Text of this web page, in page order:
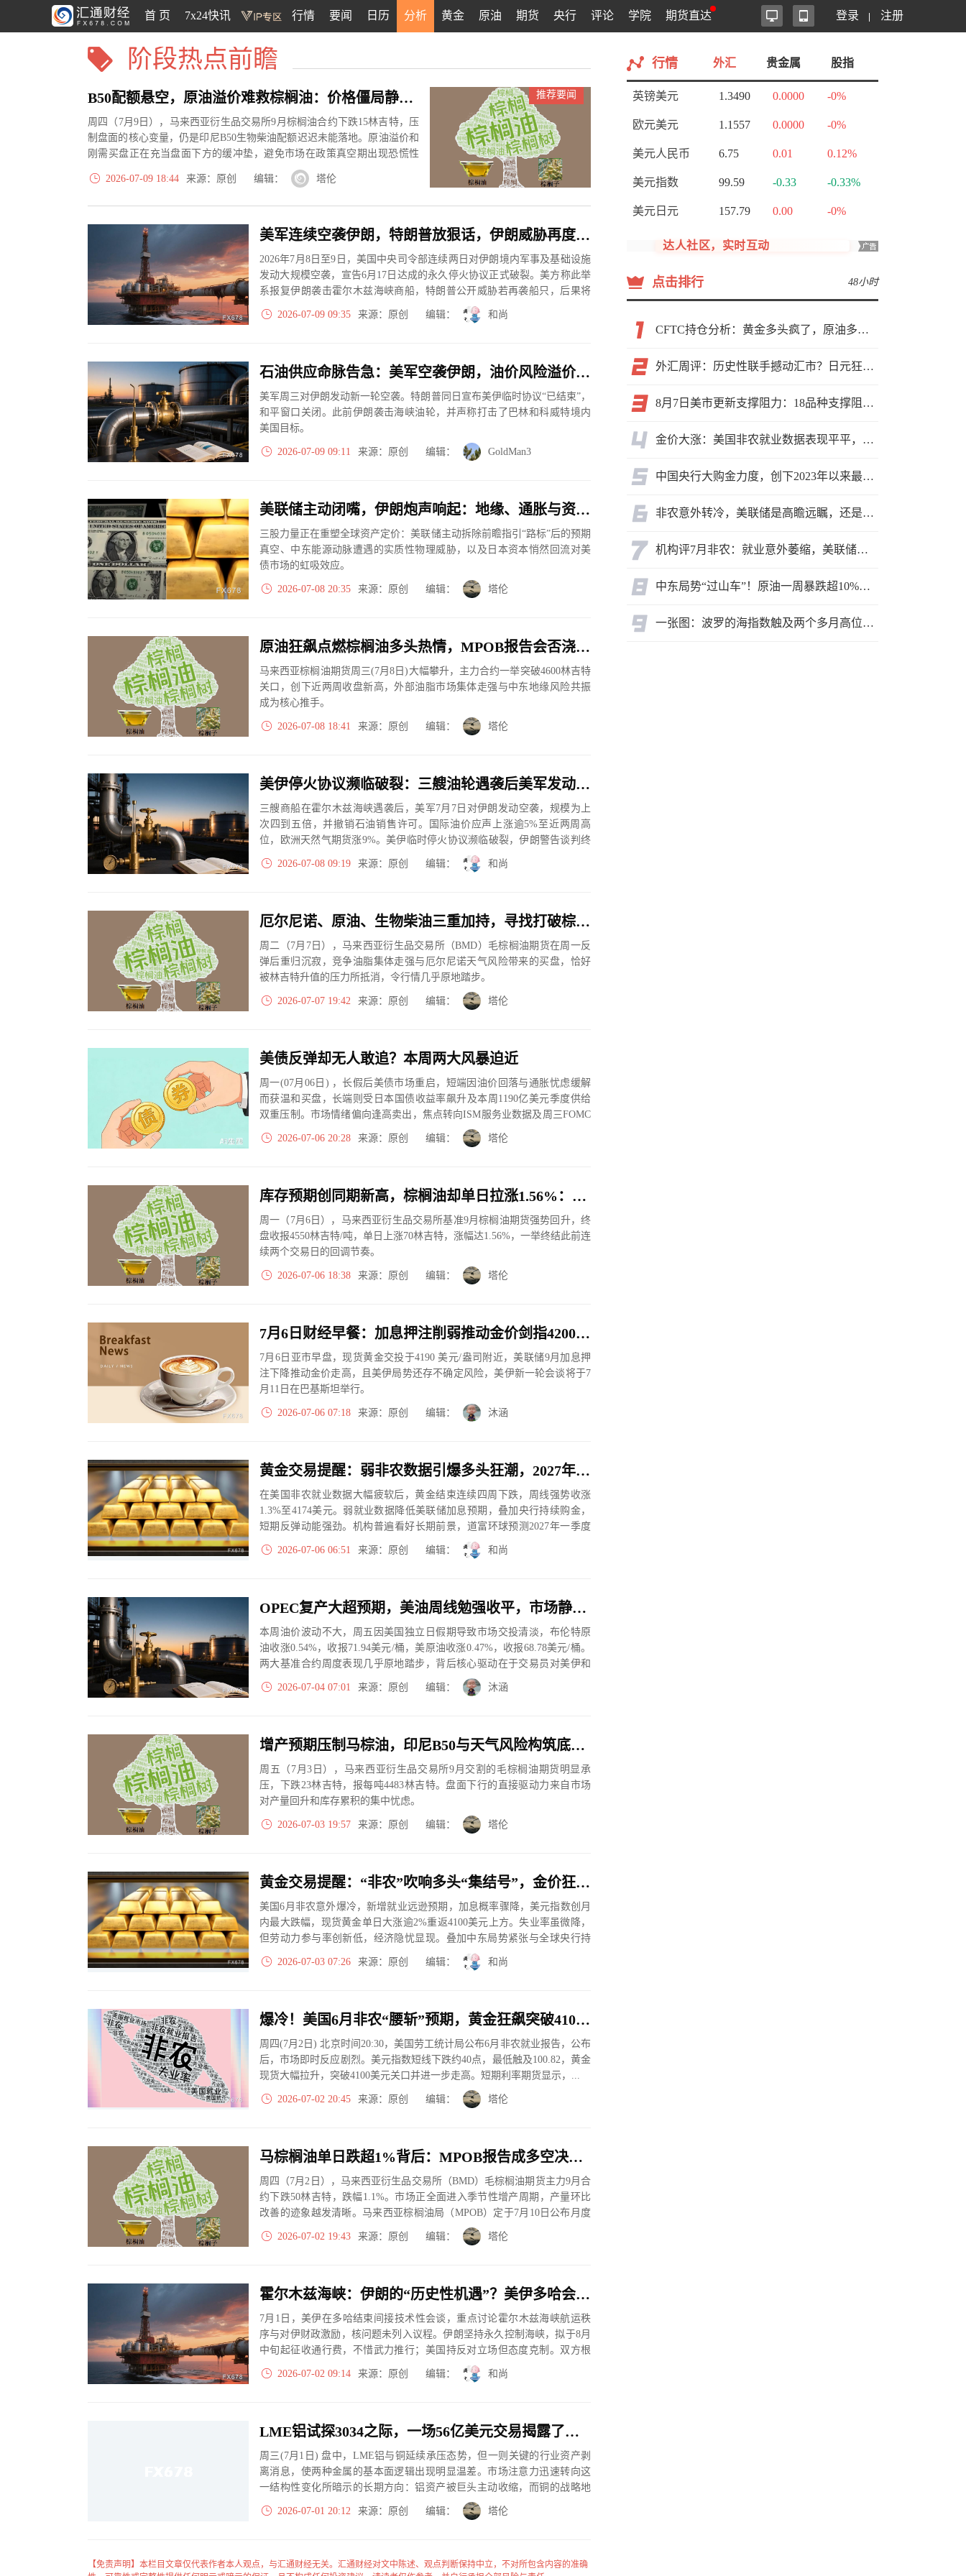
首 页 7x24快讯 行情 要闻 日历 分析 黄金 原油 期货 央行 评论 学院 期货直达 登录 注册
阶段热点前瞻
推荐要闻
B50配额悬空，原油溢价难救棕榈油：价格僵局静待政策“发令枪”
周四（7月9日），马来西亚衍生品交易所9月棕榈油合约下跌15林吉特，压
制盘面的核心变量，仍是印尼B50生物柴油配额迟迟未能落地。原油溢价和
刚需买盘正在充当盘面下方的缓冲垫，避免市场在政策真空期出现恐慌性
2026-07-09 18:44
来源：原创 编辑： 塔伦
美军连续空袭伊朗，特朗普放狠话，伊朗威胁再度关闭海峡，油价升至逾两周高位
2026年7月8日至9日，美国中央司令部连续两日对伊朗境内军事及基础设施
发动大规模空袭，宣告6月17日达成的永久停火协议正式破裂。美方称此举
系报复伊朗袭击霍尔木兹海峡商船，特朗普公开威胁若再袭船只，后果将
“更严重”。伊...
2026-07-09 09:35 来源：原创 编辑： 和尚
石油供应命脉告急：美军空袭伊朗，油价风险溢价骤然飙升
美军周三对伊朗发动新一轮空袭。特朗普同日宣布美伊临时协议“已结束”，
和平窗口关闭。此前伊朗袭击海峡油轮，并声称打击了巴林和科威特境内
美国目标。
2026-07-09 09:11 来源：原创 编辑： GoldMan3
美联储主动闭嘴，伊朗炮声响起：地缘、通胀与资本回流的致命交叉点
三股力量正在重塑全球资产定价：美联储主动拆除前瞻指引“路标”后的预期
真空、中东能源动脉遭遇的实质性物理威胁，以及日本资本悄然回流对美
债市场的虹吸效应。
2026-07-08 20:35 来源：原创 编辑： 塔伦
原油狂飙点燃棕榈油多头热情，MPOB报告会否浇灭这波涨势？
马来西亚棕榈油期货周三(7月8日)大幅攀升，主力合约一举突破4600林吉特
关口，创下近两周收盘新高，外部油脂市场集体走强与中东地缘风险共振
成为核心推手。
2026-07-08 18:41 来源：原创 编辑： 塔伦
美伊停火协议濒临破裂：三艘油轮遇袭后美军发动“四到五倍”规模空袭，油价反弹至近两周高位
三艘商船在霍尔木兹海峡遇袭后，美军7月7日对伊朗发动空袭，规模为上
次四到五倍，并撤销石油销售许可。国际油价应声上涨逾5%至近两周高
位，欧洲天然气期货涨9%。美伊临时停火协议濒临破裂，伊朗警告谈判终
止，法英护航计划前景不...
2026-07-08 09:19 来源：原创 编辑： 和尚
厄尔尼诺、原油、生物柴油三重加持，寻找打破棕榈油脆弱平衡的那个变量
周二（7月7日），马来西亚衍生品交易所（BMD）毛棕榈油期货在周一反
弹后重归沉寂，竞争油脂集体走强与厄尔尼诺天气风险带来的买盘，恰好
被林吉特升值的压力所抵消，令行情几乎原地踏步。
2026-07-07 19:42 来源：原创 编辑： 塔伦
美债反弹却无人敢追？本周两大风暴迫近
周一(07月06日) ，长假后美债市场重启，短端因油价回落与通胀忧虑缓解
而获温和买盘，长端则受日本国债收益率飙升及本周1190亿美元季度供给
双重压制。市场情绪偏向逢高卖出，焦点转向ISM服务业数据及周三FOMC
纪要，等...
2026-07-06 20:28 来源：原创 编辑： 塔伦
库存预期创同期新高，棕榈油却单日拉涨1.56%：谁在主导盘面？
周一（7月6日），马来西亚衍生品交易所基准9月棕榈油期货强势回升，终
盘收报4550林吉特/吨，单日上涨70林吉特，涨幅达1.56%，一举终结此前连
续两个交易日的回调节奏。
2026-07-06 18:38 来源：原创 编辑： 塔伦
7月6日财经早餐：加息押注削弱推动金价剑指4200，OPEC+同意8月增产，美油68关口静待本周美伊会谈
7月6日亚市早盘，现货黄金交投于4190 美元/盎司附近，美联储9月加息押
注下降推动金价走高，且美伊局势还存不确定风险，美伊新一轮会谈将于7
月11日在巴基斯坦举行。
2026-07-06 07:18 来源：原创 编辑： 沐涵
黄金交易提醒：弱非农数据引爆多头狂潮，2027年5500美元目标已箭在弦上？
在美国非农就业数据大幅疲软后，黄金结束连续四周下跌，周线强势收涨
1.3%至4174美元。弱就业数据降低美联储加息预期，叠加央行持续购金，
短期反弹动能强劲。机构普遍看好长期前景，道富环球预测2027年一季度
金价或达550...
2026-07-06 06:51 来源：原创 编辑： 和尚
OPEC复产大超预期，美油周线勉强收平，市场静待“葬礼周”地缘信号
本周油价波动不大，周五因美国独立日假期导致市场交投清淡，布伦特原
油收涨0.54%，收报71.94美元/桶，美原油收涨0.47%，收报68.78美元/桶。
两大基准合约周度表现几乎原地踏步，背后核心驱动在于交易员对美伊和
平...
2026-07-04 07:01 来源：原创 编辑： 沐涵
增产预期压制马棕油，印尼B50与天气风险构筑底部缓冲
周五（7月3日），马来西亚衍生品交易所9月交割的毛棕榈油期货明显承
压，下跌23林吉特，报每吨4483林吉特。盘面下行的直接驱动力来自市场
对产量回升和库存累积的集中忧虑。
2026-07-03 19:57 来源：原创 编辑： 塔伦
黄金交易提醒：“非农”吹响多头“集结号”，金价狂飙逾2%，下一个目标4500？
美国6月非农意外爆冷，新增就业远逊预期，加息概率骤降，美元指数创月
内最大跌幅，现货黄金单日大涨逾2%重返4100美元上方。失业率虽微降，
但劳动力参与率创新低，经济隐忧显现。叠加中东局势紧张与全球央行持
续购金，黄金长期逻...
2026-07-03 07:26 来源：原创 编辑： 和尚
爆冷！美国6月非农“腰斩”预期，黄金狂飙突破4100，美元崩了？
周四(7月2日) 北京时间20:30，美国劳工统计局公布6月非农就业报告，公布
后，市场即时反应剧烈。美元指数短线下跌约40点，最低触及100.82，黄金
现货大幅拉升，突破4100美元关口并进一步走高。短期利率期货显示，...
2026-07-02 20:45 来源：原创 编辑： 塔伦
马棕榈油单日跌超1%背后：MPOB报告成多空决战窗口
周四（7月2日），马来西亚衍生品交易所（BMD）毛棕榈油期货主力9月合
约下跌50林吉特，跌幅1.1%。市场正全面进入季节性增产周期，产量环比
改善的迹象越发清晰。马来西亚棕榈油局（MPOB）定于7月10日公布月度
供需数据...
2026-07-02 19:43 来源：原创 编辑： 塔伦
霍尔木兹海峡：伊朗的“历史性机遇”？美伊多哈会谈暗流涌动，核问题让位航道控制权
7月1日，美伊在多哈结束间接技术性会谈，重点讨论霍尔木兹海峡航运秩
序与对伊财政激励，核问题未列入议程。伊朗坚持永久控制海峡，拟于8月
中旬起征收通行费，不惜武力推行；美国持反对立场但态度克制。双方根
本分歧未解，全球能源运...
2026-07-02 09:14 来源：原创 编辑： 和尚
LME铝试探3034之际，一场56亿美元交易揭露了铜的真正底牌
周三(7月1日) 盘中，LME铝与铜延续承压态势，但一则关键的行业资产剥
离消息，使两种金属的基本面逻辑出现明显温差。市场注意力迅速转向这
一结构性变化所暗示的长期方向：铝资产被巨头主动收缩，而铜的战略地
位进一步凸显。
2026-07-01 20:12 来源：原创 编辑： 塔伦
【免责声明】本栏目文章仅代表作者本人观点，与汇通财经无关。汇通财经对文中陈述、观点判断保持中立，不对所包含内容的准确
行情 外汇 贵金属 股指
英镑美元 1.3490 0.0000 -0%
欧元美元 1.1557 0.0000 -0%
美元人民币 6.75 0.01 0.12%
美元指数 99.59 -0.33 -0.33%
美元日元 157.79 0.00 -0%
达人社区，实时互动
点击排行 48小时
CFTC持仓分析：黄金多头疯了，原油多头跑了，日元空头投降了！
外汇周评：历史性联手撼动汇市？日元狂飙后回调，非农意外爆冷，美元刷新七周低点
8月7日美市更新支撑阻力：18品种支撑阻力(金银铂钯原油天然气铜及十大货币对)
金价大涨：美国非农就业数据表现平平，美联储加息预期遭重创
中国央行大购金力度，创下2023年以来最大月度购金规模
非农意外转冷，美联储是高瞻远瞩，还是政治默契？
机构评7月非农：就业意外萎缩，美联储迎政策难题
中东局势“过山车”！原油一周暴跌超10%，霍尔木兹海峡谈判成最大变数
一张图：波罗的海指数触及两个多月高位，周线大幅收涨